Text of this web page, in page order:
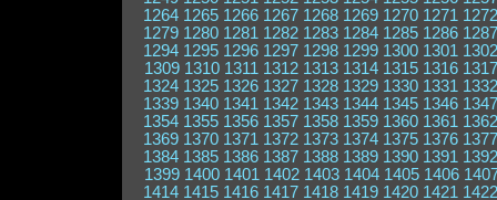
1264 1265 1266 1267 1268 1269 1270 1271 1272
1279 1280 1281 1282 1283 1284 1285 1286 1287
1294 1295 1296 1297 1298 1299 1300 1301 1302
1309 1310 1311 1312 1313 1314 1315 1316 1317
1324 1325 1326 1327 1328 1329 1330 1331 1332
1339 1340 1341 1342 1343 1344 1345 1346 1347
1354 1355 1356 1357 1358 1359 1360 1361 1362
1369 1370 1371 1372 1373 1374 1375 1376 1377
1384 1385 1386 1387 1388 1389 1390 1391 1392
1399 1400 1401 1402 1403 1404 1405 1406
1414 1415 1416 1417 1418 1419 1420 1421 1422